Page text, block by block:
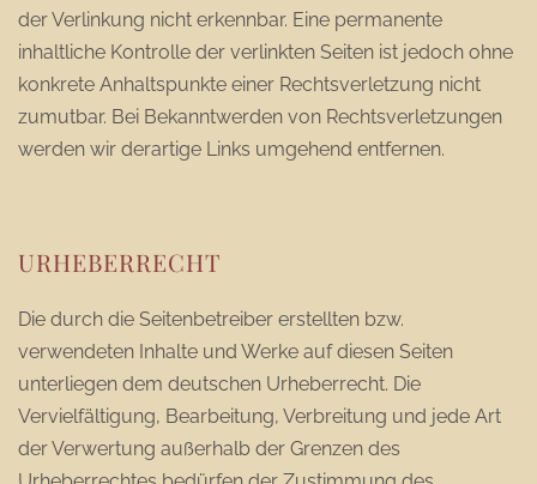
der Verlinkung nicht erkennbar. Eine permanente
inhaltliche Kontrolle der verlinkten Seiten ist jedoch ohne
konkrete Anhaltspunkte einer Rechtsverletzung nicht
zumutbar. Bei Bekanntwerden von Rechtsverletzungen
werden wir derartige Links umgehend entfernen.
URHEBERRECHT
Die durch die Seitenbetreiber erstellten bzw.
verwendeten Inhalte und Werke auf diesen Seiten
unterliegen dem deutschen Urheberrecht. Die
Vervielfältigung, Bearbeitung, Verbreitung und jede Art
der Verwertung außerhalb der Grenzen des